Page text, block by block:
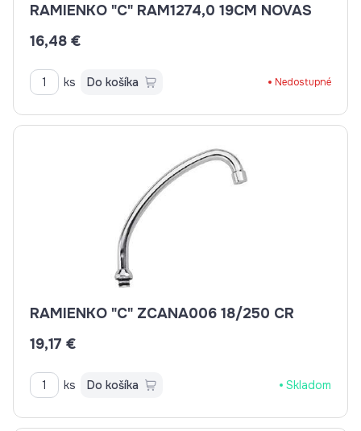
RAMIENKO "C" RAM1274,0 19CM NOVAS
16,48 €
ks Do košíka Nedostupné
RAMIENKO "C" ZCANA006 18/250 CR
19,17 €
ks Do košíka Skladom